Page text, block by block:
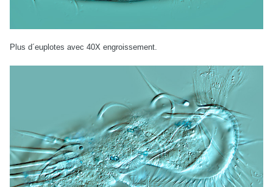
Plus d´euplotes avec 40X engroissement.